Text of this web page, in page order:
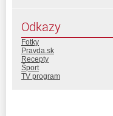
Odkazy
Fotky
Pravda.sk
Recepty
Šport
TV program